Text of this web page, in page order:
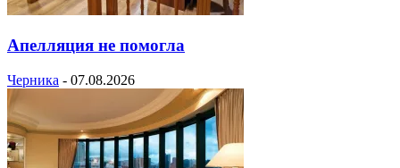
Апелляция не помогла
Черника - 07.08.2026